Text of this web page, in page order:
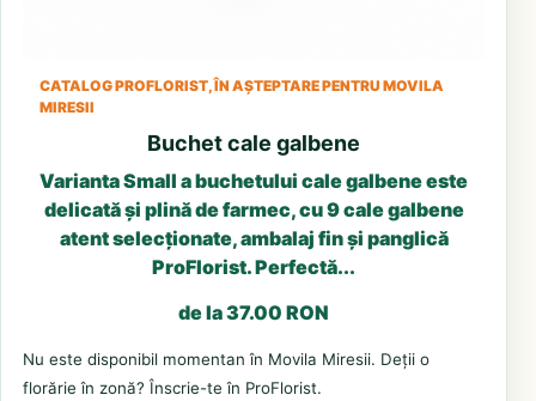
CATALOG PROFLORIST, ÎN AȘTEPTARE PENTRU MOVILA
MIRESII
Buchet cale galbene
Varianta Small a buchetului cale galbene este
delicată și plină de farmec, cu 9 cale galbene
atent selecționate, ambalaj fin și panglică
ProFlorist. Perfectă...
de la 37.00 RON
Nu este disponibil momentan în Movila Miresii. Deții o
florărie în zonă? Înscrie-te în ProFlorist.